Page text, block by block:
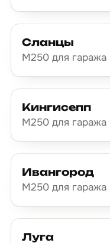
Сланцы
М250 для гаража
Кингисепп
М250 для гаража
Ивангород
М250 для гаража
Луга